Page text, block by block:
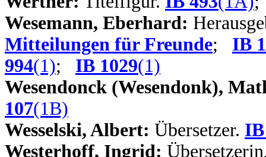
Wesemann, Eberhard:
Mitteilungen für Freunde; IB
994(1); IB 1029(1)
Wesendonck (Wesendonk),
107(1B)
Wesselski, Albert: Übersetzer.
Westerhoff, Ingrid: